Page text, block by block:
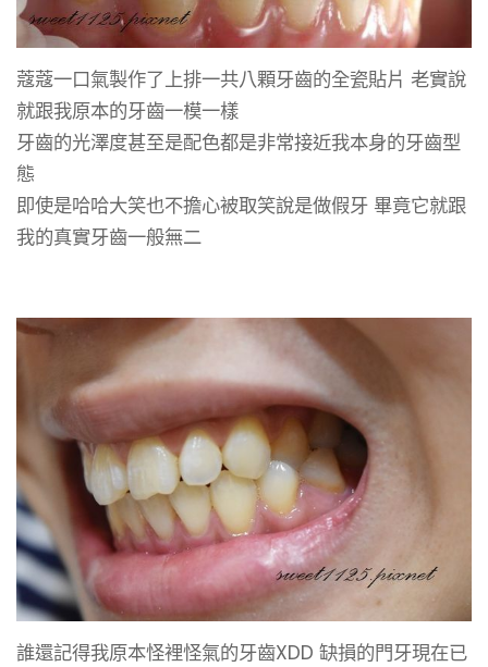
蔻蔻一口氣製作了上排一共八顆牙齒的全瓷貼片 老實說
就跟我原本的牙齒一模一樣
牙齒的光澤度甚至是配色都是非常接近我本身的牙齒型
態
即使是哈哈大笑也不擔心被取笑說是做假牙 畢竟它就跟
我的真實牙齒一般無二
誰還記得我原本怪裡怪氣的牙齒XDD 缺損的門牙現在已